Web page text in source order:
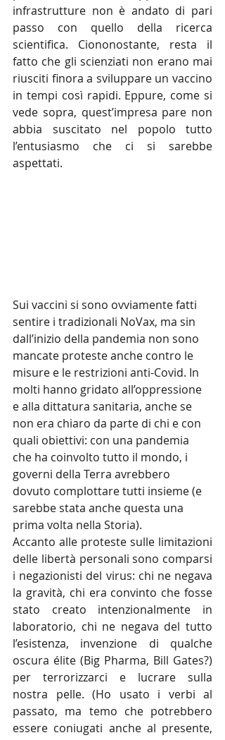
infrastrutture non è andato di pari
passo con quello della ricerca
scientifica. Ciononostante, resta il
fatto che gli scienziati non erano mai
riusciti finora a sviluppare un vaccino
in tempi così rapidi. Eppure, come si
vede sopra, quest’impresa pare non
abbia suscitato nel popolo tutto
l’entusiasmo che ci si sarebbe
aspettati.
Sui vaccini si sono ovviamente fatti
sentire i tradizionali NoVax, ma sin
dall’inizio della pandemia non sono
mancate proteste anche contro le
misure e le restrizioni anti-Covid. In
molti hanno gridato all’oppressione
e alla dittatura sanitaria, anche se
non era chiaro da parte di chi e con
quali obiettivi: con una pandemia
che ha coinvolto tutto il mondo, i
governi della Terra avrebbero
dovuto complottare tutti insieme (e
sarebbe stata anche questa una
prima volta nella Storia).
Accanto alle proteste sulle limitazioni
delle libertà personali sono comparsi
i negazionisti del virus: chi ne negava
la gravità, chi era convinto che fosse
stato creato intenzionalmente in
laboratorio, chi ne negava del tutto
l’esistenza, invenzione di qualche
oscura élite (Big Pharma, Bill Gates?)
per terrorizzarci e lucrare sulla
nostra pelle. (Ho usato i verbi al
passato, ma temo che potrebbero
essere coniugati anche al presente,